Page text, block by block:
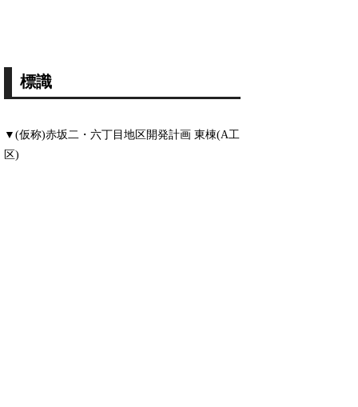
標識
▼(仮称)赤坂二・六丁目地区開発計画 東棟(A工
区)